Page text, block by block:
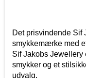
Det prisvindende Sif
smykkemærke med
Sif Jakobs Jewellery
smykker og et
udvalg.